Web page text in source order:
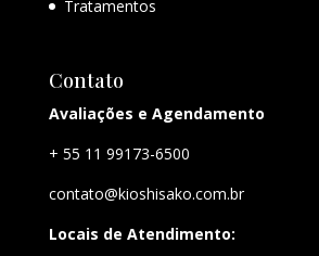
Tratamentos
Contato
Avaliações e Agendamento
+ 55 11 99173-6500
contato@kioshisako.com.br
Locais de Atendimento: